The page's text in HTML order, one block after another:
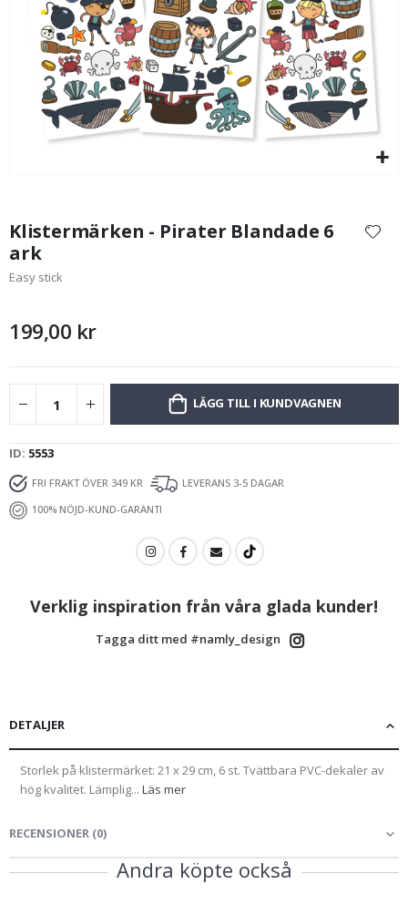
199,00 Kr
början
av
bildgalleriet
Klistermärken - Pirater Blandade 6
ark
Easy stick
199,00 kr
LÄGG TILL I KUNDVAGNEN
ID 5553
FRI FRAKT ÖVER 349 KR
LEVERANS 3-5 DAGAR
100% NÖJD-KUND-GARANTI
Verklig inspiration från våra glada kunder!
Tagga ditt med #namly_design
DETALJER
Storlek på klistermärket: 21 x 29 cm, 6 st. Tvättbara PVC-dekaler av
hög kvalitet. Lämplig... Läs mer
RECENSIONER (0)
Andra köpte också